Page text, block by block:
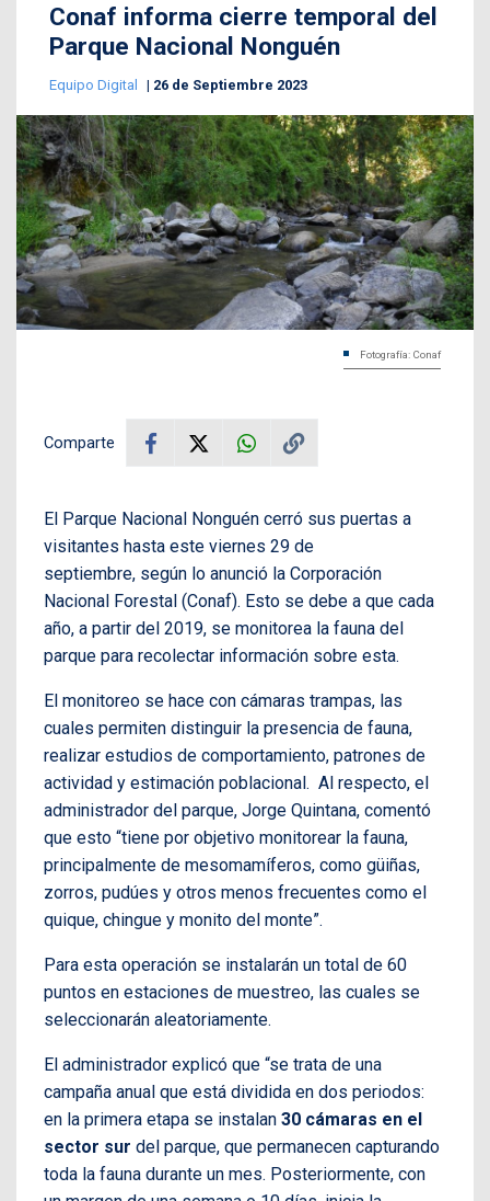
Conaf informa cierre temporal del
Parque Nacional Nonguén
Equipo Digital 26 de Septiembre 2023
Fotografía: Conaf
Comparte
El Parque Nacional Nonguén cerró sus puertas a
visitantes hasta este viernes 29 de
septiembre, según lo anunció la Corporación
Nacional Forestal (Conaf). Esto se debe a que cada
año, a partir del 2019, se monitorea la fauna del
parque para recolectar información sobre esta.
El monitoreo se hace con cámaras trampas, las
cuales permiten distinguir la presencia de fauna,
realizar estudios de comportamiento, patrones de
actividad y estimación poblacional. Al respecto, el
administrador del parque, Jorge Quintana, comentó
que esto “tiene por objetivo monitorear la fauna,
principalmente de mesomamíferos, como güiñas,
zorros, pudúes y otros menos frecuentes como el
quique, chingue y monito del monte”.
Para esta operación se instalarán un total de 60
puntos en estaciones de muestreo, las cuales se
seleccionarán aleatoriamente.
El administrador explicó que “se trata de una
campaña anual que está dividida en dos periodos:
en la primera etapa se instalan 30 cámaras en el
sector sur del parque, que permanecen capturando
toda la fauna durante un mes. Posteriormente, con